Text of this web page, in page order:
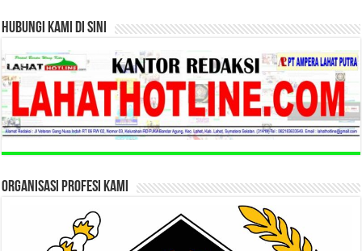
HUBUNGI KAMI DI SINI
ORGANISASI PROFESI KAMI